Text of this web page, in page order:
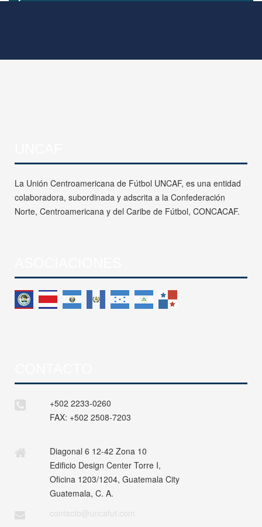
La Unión Centroamericana de Fútbol UNCAF, es una entidad
colaboradora, subordinada y adscrita a la Confederación
Norte, Centroamericana y del Caribe de Fútbol, CONCACAF.
+502 2233-0260
FAX: +502 2508-7203
Diagonal 6 12-42 Zona 10
Edificio Design Center Torre I,
Oficina 1203/1204, Guatemala City
Guatemala, C. A.
contacto@uncafut.com